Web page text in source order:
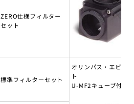
ZERO仕様フィルター
セット
標準フィルターセット
オリンパス・エビデン
ト
U-MF2キューブ付き